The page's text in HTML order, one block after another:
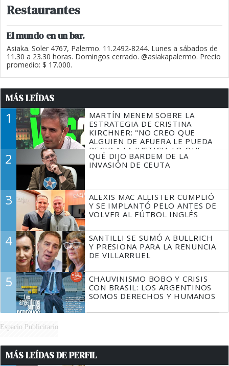
Restaurantes
El mundo en un bar.
Asiaka. Soler 4767, Palermo. 11.2492-8244. Lunes a sábados de
11.30 a 23.30 horas. Domingos cerrado. @asiakapalermo. Precio
promedio: $ 17.000.
MÁS LEÍDAS
1
MARTÍN MENEM SOBRE LA
ESTRATEGIA DE CRISTINA
KIRCHNER: "NO CREO QUE
ALGUIEN DE AFUERA LE PUEDA
DECIR A LA JUSTICIA LO QUE
TIENE QUE HACER"
2
QUÉ DIJO BARDEM DE LA
INVASIÓN DE CEUTA
3
ALEXIS MAC ALLISTER CUMPLIÓ
Y SE IMPLANTÓ PELO ANTES DE
VOLVER AL FÚTBOL INGLÉS
4
SANTILLI SE SUMÓ A BULLRICH
Y PRESIONA PARA LA RENUNCIA
DE VILLARRUEL
5
CHAUVINISMO BOBO Y CRISIS
CON BRASIL: LOS ARGENTINOS
SOMOS DERECHOS Y HUMANOS
Espacio Publicitario
MÁS LEÍDAS DE PERFIL